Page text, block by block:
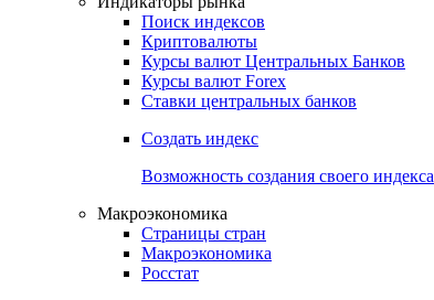
Поиск индексов
Криптовалюты
Курсы валют Центральных Банков
Курсы валют Forex
Ставки центральных банков
Создать индекс
Возможность создания своего индекса
Макроэкономика
Страницы стран
Макроэкономика
Росстат